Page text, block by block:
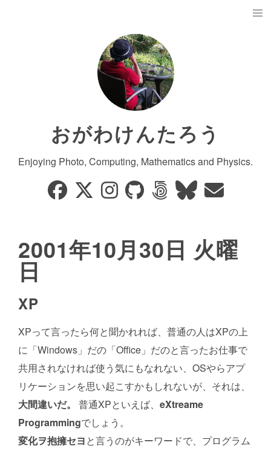
おがわけんたろう
Enjoying Photo, Computing, Mathematics and Physics.
2001年10月30日 火曜
日
XP
XPって言ったら何と聞かれれば、普通の人はXPの上
に「Windows」だの「Office」だのと言ったお仕事で
共用されなければ使う気にもなれない、OSやらアプ
リケーションを思い起こすかもしれないが、それは、
大間違いだ。
普通XPといえば、 eXtreame
Programmingでしょう。
変化ヲ抱擁セヨと言うのがキーワードで、プログラム